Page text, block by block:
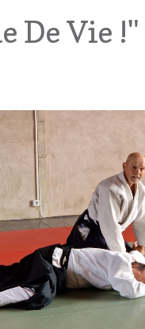
De Vie !"